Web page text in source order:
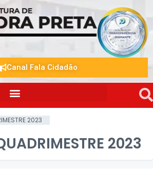
Canal Fala Cidadão
2023
2023